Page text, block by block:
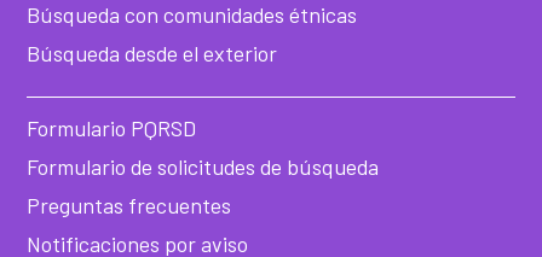
Búsqueda con comunidades étnicas
Búsqueda desde el exterior
Formulario PQRSD
Formulario de solicitudes de búsqueda
Preguntas frecuentes
Notificaciones por aviso